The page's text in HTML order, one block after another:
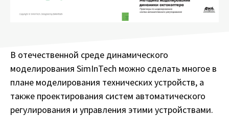
В отечественной среде динамического
моделирования SimInTech можно сделать многое в
плане моделирования технических устройств, а
также проектирования систем автоматического
регулирования и управления этими устройствами.